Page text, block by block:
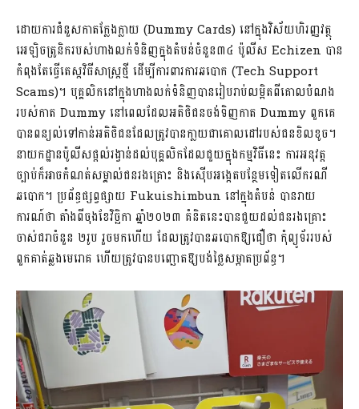
ដោយការជំនួសកាតក្លែងក្លាយ (Dummy Cards) នៅក្នុងវិស័យហិរញ្ញវត្ថុ
អេឡិចត្រូនិករបស់ហាងលក់ទំនិញក្នុងតំបន់ចំនួន៣៤ ប៉ូលីស Echizen បាន
កំពុងតែធ្វើតេស្តវិធីសាស្រ្តថ្មី ដើម្បីការពារការឆបោក (Tech Support
Scams)។ បុគ្គលិកនៅក្នុងហាងលក់ទំនិញបានរៀបរាប់លម្អិតពីគោលបំណង
របស់កាត Dummy នៅពេលដែលអតិថិជនចង់ទិញកាត Dummy ពួកគេ
បានពន្យល់ទៅកាន់អតិថិជនដែលត្រូវបានកា្លយជាគោលដៅរបស់ជនខិលខូច។
នាយកដ្ឋានប៉ូលីសផ្តល់រង្វាន់ដល់បុគ្គលិកដែលជួយក្នុងកម្មវិធីនេះ ការអនុវត្ត
ច្បាប់ក៏អាចកំណត់សម្គាល់ជនរងគ្រោះ និងស៊ើបអង្កេតបន្ថែមទៀតលើករណី
ឆបោក។ ប្រព័ន្ធផ្សព្វផ្សាយ Fukuishimbun នៅក្នុងតំបន់ បានរាយ
ការណ៍ថា តាំងពីចុងខែវិច្ឆិកា ឆ្នាំ២០២៣ គំនិតនេះបានជួយដល់ជនរងគ្រោះ
ចាស់ជរាចំនួន ២រូប រួចមកហើយ ដែលត្រូវបានឆបោកឱ្យជឿថា កុំព្យូទ័ររបស់
ពួកគាត់ឆ្លងមេរោគ ហើយត្រូវបានបញ្ឆោតឱ្យបង់ថ្លៃសម្អាតប្រព័ន្ធ។